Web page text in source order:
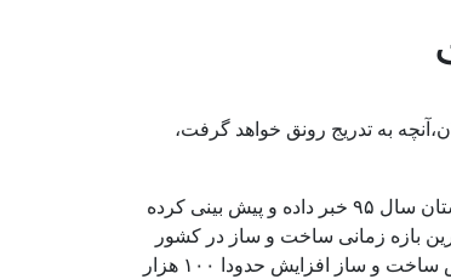
به تدریج رونق خواهد گرفت،
طی روزهای اخیر یک مقام مسئول در مرکز آمار ایران از افزایش ۲۵.۵ درصدی پروانه های ساختمانی در بخش مسکونی تهران در زمستان سال ۹۵ خبر داده و پیش بینی کرده
بازه زمانی ساخت و ساز در کشور
محسوب می شوند، این پروانه هابه افزایش ساخت و ساز منجر شوند به خصوص که بر اساس آمار اشتغال در بهار امسال، شاغلان بخش ساخت و ساز افزایش حدودا ۱۰۰ هزار